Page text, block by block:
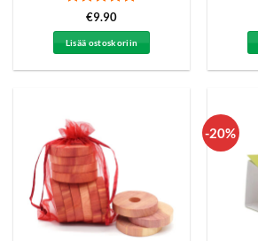
Arvostelu
tuotteesta:5
/ 5
€9.90
Lisää ostoskoriin
-20%